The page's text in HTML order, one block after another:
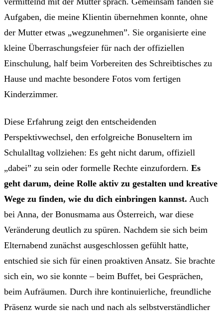
Aufgaben, die meine Klientin übernehmen konnte, ohne
der Mutter etwas „wegzunehmen”. Sie organisierte eine
kleine Überraschungsfeier für nach der offiziellen
Einschulung, half beim Vorbereiten des Schreibtisches zu
Hause und machte besondere Fotos vom fertigen
Kinderzimmer.
Diese Erfahrung zeigt den entscheidenden
Perspektivwechsel, den erfolgreiche Bonuseltern im
Schulalltag vollziehen: Es geht nicht darum, offiziell
„dabei” zu sein oder formelle Rechte einzufordern. Es
geht darum, deine Rolle aktiv zu gestalten und kreative
Wege zu finden, wie du dich einbringen kannst. Auch
bei Anna, der Bonusmama aus Österreich, war diese
Veränderung deutlich zu spüren. Nachdem sie sich beim
Elternabend zunächst ausgeschlossen gefühlt hatte,
entschied sie sich für einen proaktiven Ansatz. Sie brachte
sich ein, wo sie konnte – beim Buffet, bei Gesprächen,
beim Aufräumen. Durch ihre kontinuierliche, freundliche
Präsenz wurde sie nach und nach als selbstverständlicher